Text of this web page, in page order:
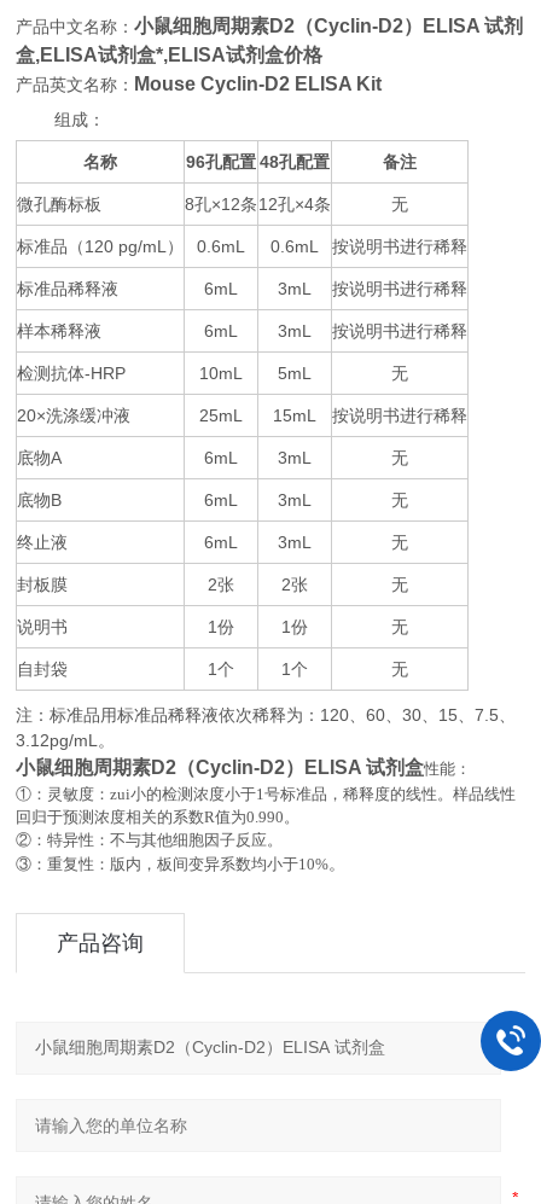
产品中文名称：小鼠细胞周期素D2（Cyclin-D2）ELISA 试剂
盒,ELISA试剂盒*,ELISA试剂盒价格
产品英文名称： Mouse Cyclin-D2 ELISA Kit
组成：
名称 96孔配置 48孔配置 备注
微孔酶标板 8孔×12条 12孔×4条 无
标准品（120 pg/mL ） 0.6mL 0.6mL 按说明书进行稀释
标准品稀释液 6mL 3mL 按说明书进行稀释
样本稀释液 6mL 3mL 按说明书进行稀释
检测抗体-HRP 10mL 5mL 无
20×洗涤缓冲液 25mL 15mL 按说明书进行稀释
底物A 6mL 3mL 无
底物B 6mL 3mL 无
终止液 6mL 3mL 无
封板膜 2张 2张 无
说明书 1份 1份 无
自封袋 1个 1个 无
注：标准品用标准品稀释液依次稀释为： 120、60、30、 15、7.5、
3.12pg/mL。
小鼠细胞周期素D2（Cyclin-D2）ELISA 试剂盒性能：
①：灵敏度：zui小的检测浓度小于1号标准品，稀释度的线性。样品线性
回归于预测浓度相关的系数R值为0.990。
②：特异性：不与其他细胞因子反应。
③：重复性：版内，板间变异系数均小于10%。
产品咨询